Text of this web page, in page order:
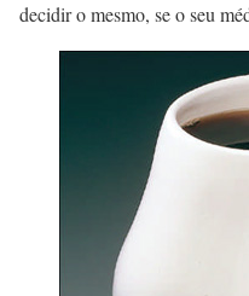
decidir o mesmo, se o seu